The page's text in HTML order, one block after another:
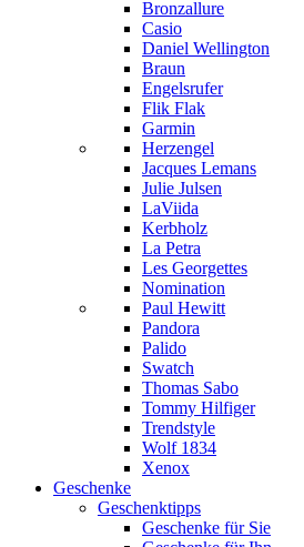
Bronzallure
Casio
Daniel Wellington
Braun
Engelsrufer
Flik Flak
Garmin
Herzengel
Jacques Lemans
Julie Julsen
LaViida
Kerbholz
La Petra
Les Georgettes
Nomination
Paul Hewitt
Pandora
Palido
Swatch
Thomas Sabo
Tommy Hilfiger
Trendstyle
Wolf 1834
Xenox
Geschenke
Geschenktipps
Geschenke für Sie